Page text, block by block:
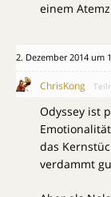
einem
2. Dezember 2014 um
ChrisKong
Odyssey ist
das
verdammt